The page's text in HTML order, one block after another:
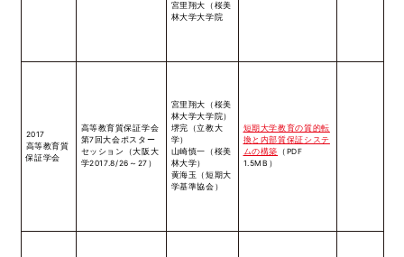
宮里翔大（桜美
林大学大学院
2017
高等教育質
保証学会
高等教育質保証学会
第7回大会ポスター
セッション（大阪大
学2017.8/26～27）
宮里翔大（桜美
林大学大学院）
堺完（立教大
学）
山崎慎一（桜美
林大学）
黄海玉（短期大
学基準協会）
短期大学教育の質的転
換と内部質保証システ
ムの構築 （PDF
1.5MB）